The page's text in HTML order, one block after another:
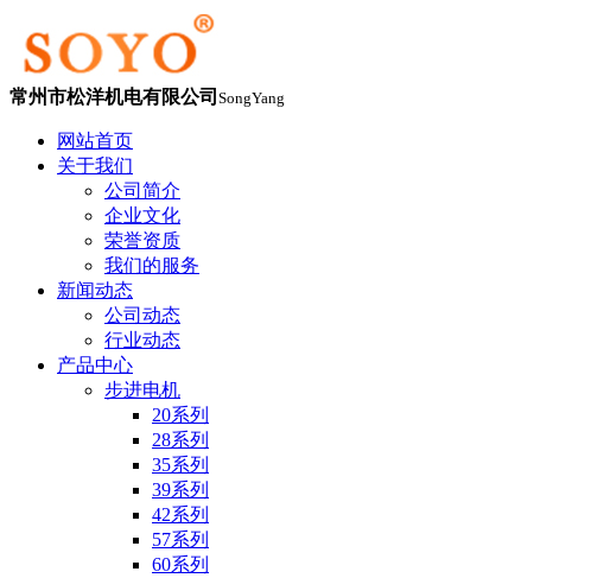
常州市松洋机电有限公司 SongYang
网站首页
关于我们
公司简介
企业文化
荣誉资质
我们的服务
新闻动态
公司动态
行业动态
产品中心
步进电机
20系列
28系列
35系列
39系列
42系列
57系列
60系列